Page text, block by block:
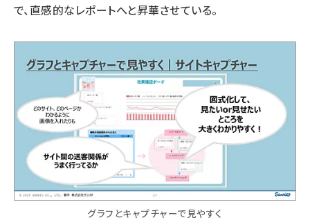
で、直感的なレポートへと昇華させている。
グラフとキャプチャーで見やすく